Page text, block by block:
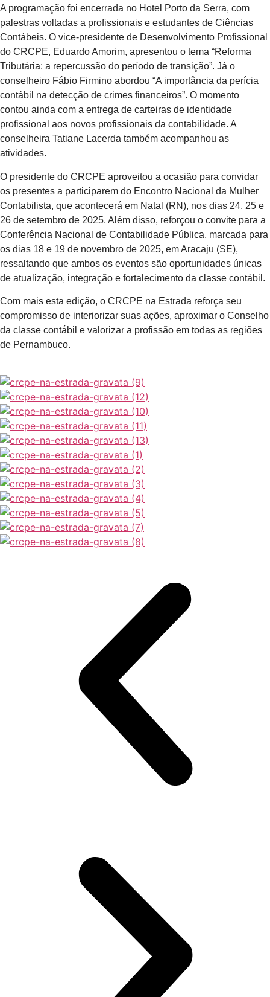
A programação foi encerrada no Hotel Porto da Serra, com
palestras voltadas a profissionais e estudantes de Ciências
Contábeis. O vice-presidente de Desenvolvimento Profissional
do CRCPE, Eduardo Amorim, apresentou o tema “Reforma
Tributária: a repercussão do período de transição”. Já o
conselheiro Fábio Firmino abordou “A importância da perícia
contábil na detecção de crimes financeiros”. O momento
contou ainda com a entrega de carteiras de identidade
profissional aos novos profissionais da contabilidade. A
conselheira Tatiane Lacerda também acompanhou as
atividades.
O presidente do CRCPE aproveitou a ocasião para convidar
os presentes a participarem do Encontro Nacional da Mulher
Contabilista, que acontecerá em Natal (RN), nos dias 24, 25 e
26 de setembro de 2025. Além disso, reforçou o convite para a
Conferência Nacional de Contabilidade Pública, marcada para
os dias 18 e 19 de novembro de 2025, em Aracaju (SE),
ressaltando que ambos os eventos são oportunidades únicas
de atualização, integração e fortalecimento da classe contábil.
Com mais esta edição, o CRCPE na Estrada reforça seu
compromisso de interiorizar suas ações, aproximar o Conselho
da classe contábil e valorizar a profissão em todas as regiões
de Pernambuco.